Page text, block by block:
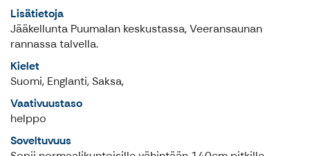
Lisätietoja
Jääkellunta Puumalan keskustassa, Veeransaunan
rannassa talvella.
Kielet
Suomi, Englanti, Saksa,
Vaativuustaso
helppo
Soveltuvuus